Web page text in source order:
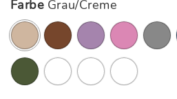
Farbe Grau/Creme
Ausgewählte